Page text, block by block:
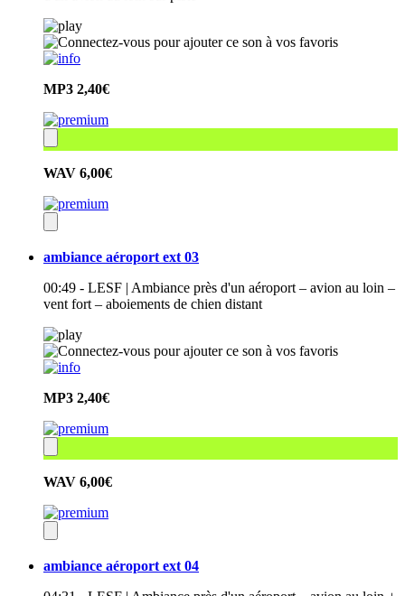
MP3 2,40€
WAV 6,00€
ambiance aéroport ext 03
00:49 - LESF | Ambiance près d'un aéroport – avion au loin –
vent fort – aboiements de chien distant
MP3 2,40€
WAV 6,00€
ambiance aéroport ext 04